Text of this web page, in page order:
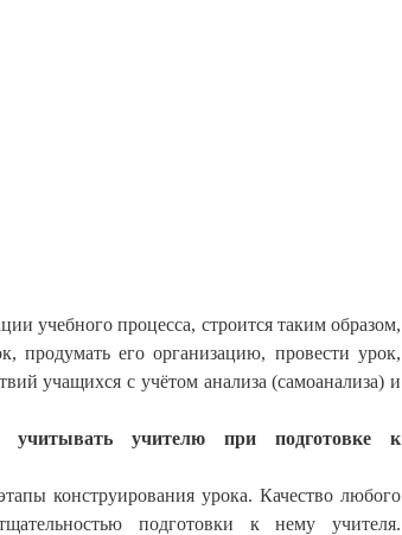
учебного процесса, строится таким образом,
продумать его организацию, провести урок,
учащихся с учётом анализа (самоанализа) и
учитывать учителю при подготовке к
конструирования урока. Качество любого
подготовки к нему учителя.